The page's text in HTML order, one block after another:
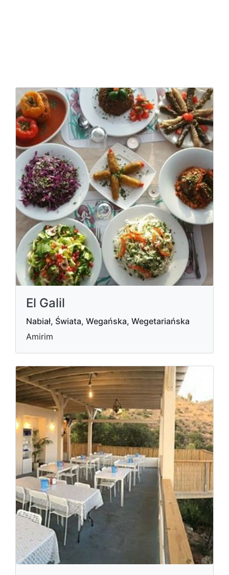
El Galil
Nabiał, Świata, Wegańska, Wegetariańska
Amirim